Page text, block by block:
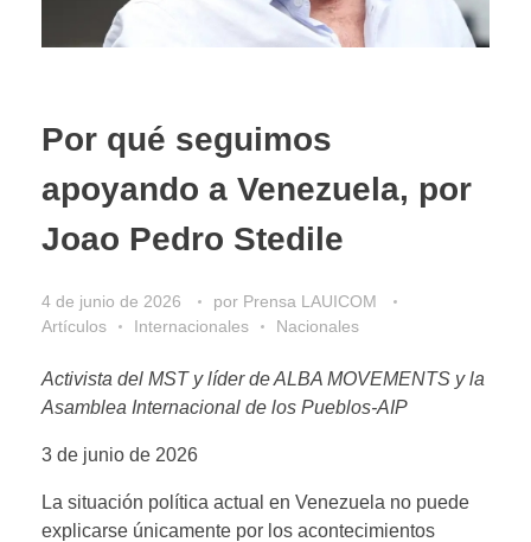
Por qué seguimos
apoyando a Venezuela, por
Joao Pedro Stedile
4 de junio de 2026 por Prensa LAUICOM
Artículos
Internacionales Nacionales
Activista del MST y líder de ALBA MOVEMENTS y ​​la
Asamblea Internacional de los Pueblos-AIP
3 de junio de 2026
La situación política actual en Venezuela no puede
explicarse únicamente por los acontecimientos